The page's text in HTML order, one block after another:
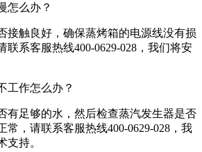
怎么办？
接触良好，确保蒸烤箱的电源线没有损
联系客服热线400-0629-028，我们将安
工作怎么办？
有足够的水，然后检查蒸汽发生器是否
常，请联系客服热线400-0629-028，我
支持。